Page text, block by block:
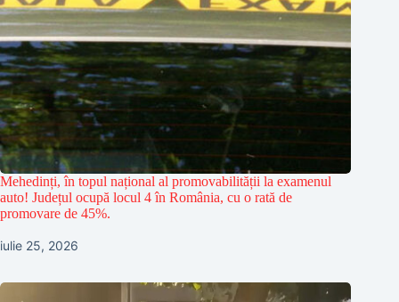
Mehedinți, în topul național al promovabilității la examenul
auto! Județul ocupă locul 4 în România, cu o rată de
promovare de 45%.
iulie 25, 2026